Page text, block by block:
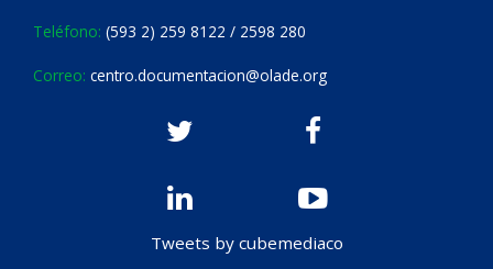
Teléfono: (593 2) 259 8122 / 2598 280
Correo: centro.documentacion@olade.org
Tweets by cubemediaco